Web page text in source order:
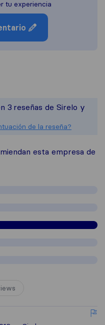
tu experiencia
las reseñas
3 reseñas de Sirelo y
de la reseña?
esta empresa de